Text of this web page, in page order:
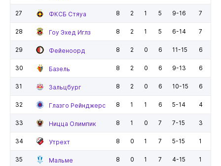
27 ФКСБ Стяуа 8 2 1 5 9-16 7
28 Гоу Эхед Иглз 8 2 1 5 6-14 7
29 Фейеноорд 8 2 0 6 11-15 6
30 Базель 8 2 0 6 9-13 6
31 Зальцбург 8 2 0 6 10-15 6
32 Глазго Рейнджерс 8 1 1 6 5-14 4
33 Ницца Олимпик 8 1 0 7 7-15 3
34 Утрехт 8 0 1 7 5-15 1
35 Мальме 8 0 1 7 4-15 1